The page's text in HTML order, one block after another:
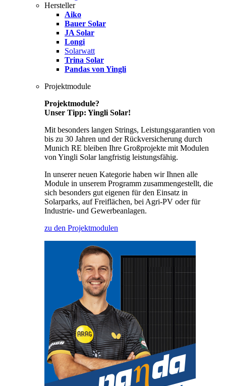
Hersteller
Aiko
Bauer Solar
JA Solar
Longi
Solarwatt
Trina Solar
Pandas von Yingli
Projektmodule
Projektmodule?
Unser Tipp: Yingli Solar!
Mit besonders langen Strings, Leistungsgarantien von
bis zu 30 Jahren und der Rückversicherung durch
Munich RE bleiben Ihre Großprojekte mit Modulen
von Yingli Solar langfristig leistungsfähig.
In unserer neuen Kategorie haben wir Ihnen alle
Module in unserem Programm zusammengestellt, die
sich besonders gut eigenen für den Einsatz in
Solarparks, auf Freiflächen, bei Agri-PV oder für
Industrie- und Gewerbeanlagen.
zu den Projektmodulen